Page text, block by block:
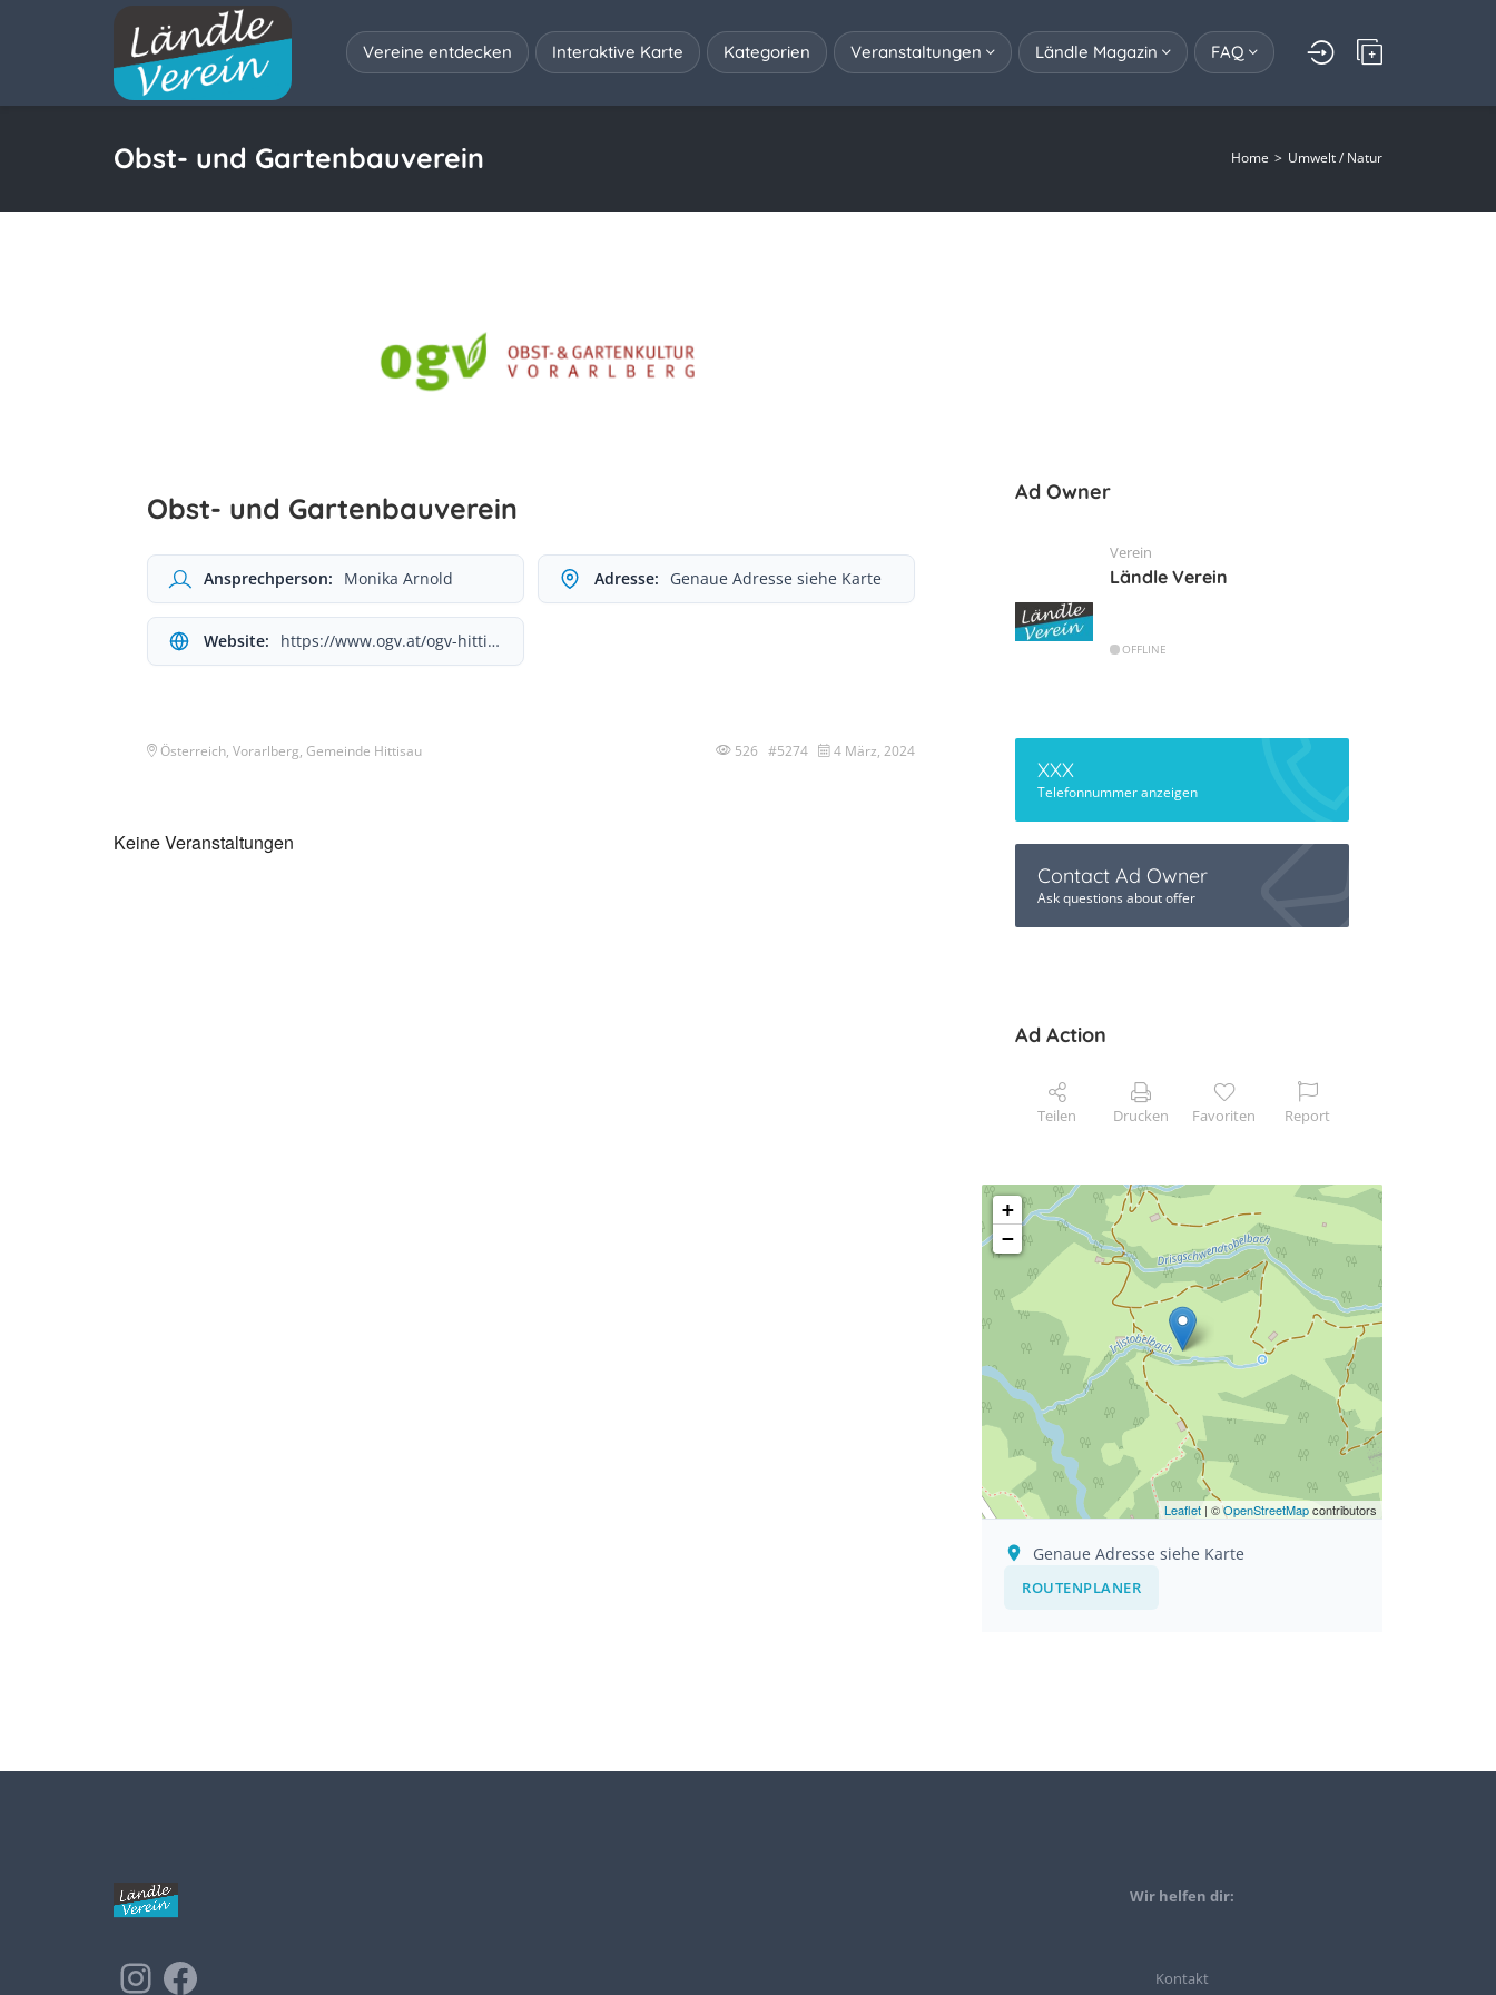
Vereine entdecken Interaktive Karte Kategorien Veranstaltungen Ländle Magazin FAQ
Obst- und Gartenbauverein Home Umwelt / Natur
Obst- und Gartenbauverein
Ansprechperson: Monika Arnold Adresse: Genaue Adresse siehe Karte
Website: https://www.ogv.at/ogv-hittisau
Österreich, Vorarlberg, Gemeinde Hittisau 526 #5274 4 März, 2024
Keine Veranstaltungen
Ad Owner
Verein
Ländle Verein
OFFLINE
XXX
Telefonnummer anzeigen
Contact Ad Owner
Ask questions about offer
Ad Action
Teilen Drucken Favoriten Report
+
−
Leaflet | ©OpenStreetMapcontributors
Genaue Adresse siehe Karte
ROUTENPLANER
Wir helfen dir:
Kontakt